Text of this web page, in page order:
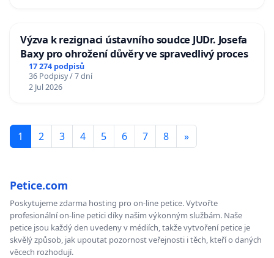
Výzva k rezignaci ústavního soudce JUDr. Josefa
Baxy pro ohrožení důvěry ve spravedlivý proces
17 274 podpisů
36 Podpisy / 7 dní
2 Jul 2026
1 2 3 4 5 6 7 8 »
Petice.com
Poskytujeme zdarma hosting pro on-line petice. Vytvořte
profesionální on-line petici díky našim výkonným službám. Naše
petice jsou každý den uvedeny v médiích, takže vytvoření petice je
skvělý způsob, jak upoutat pozornost veřejnosti i těch, kteří o daných
věcech rozhodují.